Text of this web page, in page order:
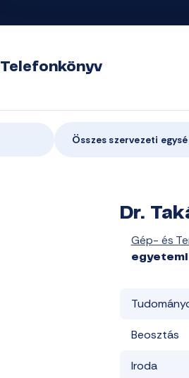
Telefonkönyv
Összes szervezeti
Dr.
Gép- és
Beosztás
Iroda